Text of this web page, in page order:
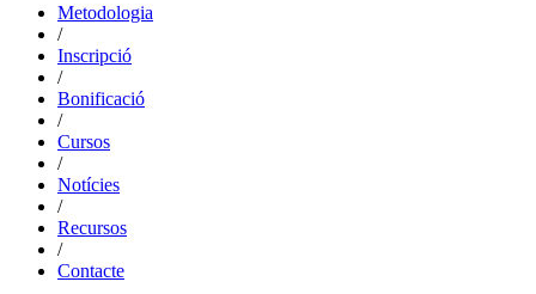
Metodologia
/
Inscripció
/
Bonificació
/
Cursos
/
Notícies
/
Recursos
/
Contacte